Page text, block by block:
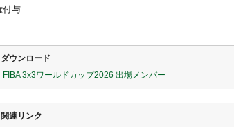
付与
ダウンロード
FIBA 3x3ワールドカップ2026 出場メンバー
関連リンク